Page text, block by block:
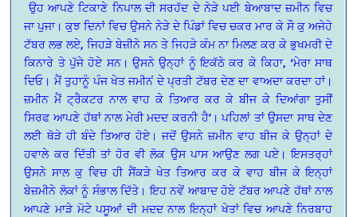
ਉਹ ਆਪਣੇ ਟਿਕਾਣੇ ਨਿਪਾਲ ਦੀ ਸਰਹੱਦ ਦੇ ਨੇੜੇ ਪਈ ਬੇਆਬਾਦ ਜ਼ਮੀਨ ਵਿਚ
ਜਾ ਪੁਜਾ। ਕੁਝ ਦਿਨਾਂ ਵਿਚ ਉਸਨੇ ਨੇੜੇ ਦੇ ਪਿੰਡਾਂ ਵਿਚ ਚਕਰ ਮਾਰ ਕੇ ਸੌ ਕੁ ਅਜੇਹੇ
ਟੱਬਰ ਲਭ ਲਏ, ਜਿਹੜੇ ਬੇਜ਼ੀਨੇ ਸਨ ਤੇ ਜਿਹੜੇ ਕੰਮ ਨਾ ਮਿਲਣ ਕਰ ਕੇ ਭੁਖਮਰੀ ਦੇ
ਕਿਨਾਰੇ ਤੇ ਪੁੱਜੇ ਹੋਏ ਸਨ। ਉਸਨੇ ਉਨ੍ਹਾਂ ਨੂੰ ਇਕੱਠੇ ਕਰ ਕੇ ਕਿਹਾ, ‘ਮੇਰਾ ਸਾਥ
ਦਿਓ। ਮੈਂ ਤੁਹਾਨੂੰ ਪੰਜ ਖੇਤ ਜਮੀਨਂ ਦੇ ਪ੍ਰਤੀ ਟੱਬਰ ਦੇਣ ਦਾ ਵਾਅਦਾ ਕਰਦਾ ਹਾਂ।
ਜ਼ਮੀਨ ਮੈਂ ਟ੍ਰੈਕਟਰ ਨਾਲ ਵਾਹ ਕੇ ਤਿਆਰ ਕਰ ਕੇ ਬੀਜ ਕੇ ਦਿਆਂਗਾ ਤੁਸੀਂ
ਸਿਰਫ ਆਪਣੇ ਹੱਥਾਂ ਨਾਲ ਮੇਰੀ ਮਦਦ ਕਰਨੀ ਹੈ’। ਪਹਿਲਾਂ ਤਾਂ ਉਸਦਾ ਸਾਥ ਦੇਣ
ਲਈ ਥੋੜੇ ਹੀ ਬੰਦੇ ਤਿਆਰ ਹੋਏ। ਜਦੋਂ ਉਸਨੇ ਜ਼ਮੀਨ ਵਾਹ ਬੀਜ ਕੇ ਉਨ੍ਹਾਂ ਦੇ
ਹਵਾਲੇ ਕਰ ਦਿੱਤੀ ਤਾਂ ਹੋਰ ਵੀ ਲੋਕ ਉਸ ਪਾਸ ਆਉਣ ਲਗ ਪਏ। ਇਸਤਰ੍ਹਾਂ
ਉਸਨੇ ਸਾਲ ਕੁ ਵਿਚ ਹੀ ਸੈਂਕੜੇ ਖੇਤ ਤਿਆਰ ਕਰ ਕੇ ਵਾਹ ਬੀਜ ਕੇ ਇਨ੍ਹਾਂ
ਬੇਜ਼ਮੀਨੇ ਲੋਕਾਂ ਨੂੰ ਸੰਭਾਲ ਦਿੱਤੇ। ਇਹ ਨਵੇਂ ਆਬਾਦ ਹੋਏ ਟੱਬਰ ਆਪਣੇ ਹੱਥਾਂ ਨਾਲ
ਆਪਣੇ ਮਾੜੇ ਮੋਟੇ ਪਸੂਆਂ ਦੀ ਮਦਦ ਨਾਲ ਇਨ੍ਹਾਂ ਖੇਤਾਂ ਵਿਚ ਆਪਣੇ ਨਿਰਬਾਹ